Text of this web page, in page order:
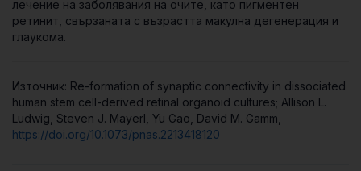
лечение на заболявания на очите, като пигментен
ретинит, свързаната с възрастта макулна дегенерация и
глаукома.
Източник: Re-formation of synaptic connectivity in dissociated
human stem cell-derived retinal organoid cultures; Allison L.
Ludwig, Steven J. Mayerl, Yu Gao, David M. Gamm,
https://doi.org/10.1073/pnas.2213418120